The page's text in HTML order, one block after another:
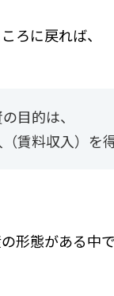
ろに戻れば、
目的は、
賃料収入）を
形態がある中で